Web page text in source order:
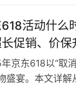
活动什么
促销、价保
京东618以“取
盛宴。本文详